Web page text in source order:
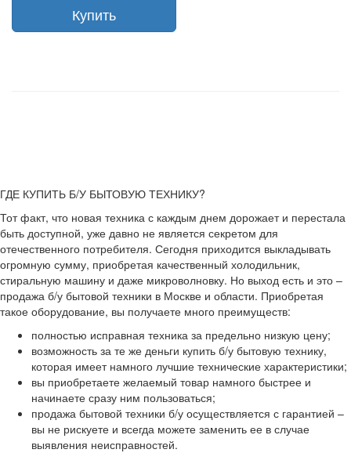
ГДЕ КУПИТЬ Б/У БЫТОВУЮ ТЕХНИКУ?
Тот факт, что новая техника с каждым днем дорожает и перестала
быть доступной, уже давно не является секретом для
отечественного потребителя. Сегодня приходится выкладывать
огромную сумму, приобретая качественный холодильник,
стиральную машину и даже микроволновку. Но выход есть и это –
продажа б/у бытовой техники в Москве и области. Приобретая
такое оборудование, вы получаете много преимуществ:
полностью исправная техника за предельно низкую цену;
возможность за те же деньги купить б/у бытовую технику,
которая имеет намного лучшие технические характеристики;
вы приобретаете желаемый товар намного быстрее и
начинаете сразу ним пользоваться;
продажа бытовой техники б/у осуществляется с гарантией –
вы не рискуете и всегда можете заменить ее в случае
выявления неисправностей.